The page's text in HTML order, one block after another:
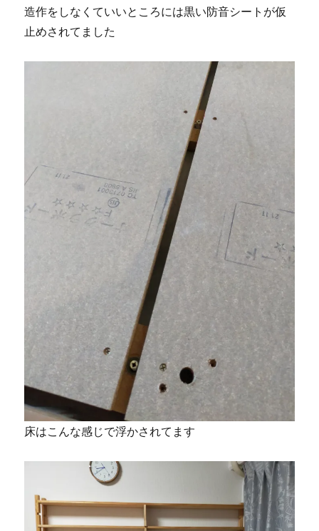
造作をしなくていいところには黒い防音シートが仮
止めされてました
床はこんな感じで浮かされてます